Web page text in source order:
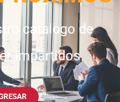
catalogo de
impartidos